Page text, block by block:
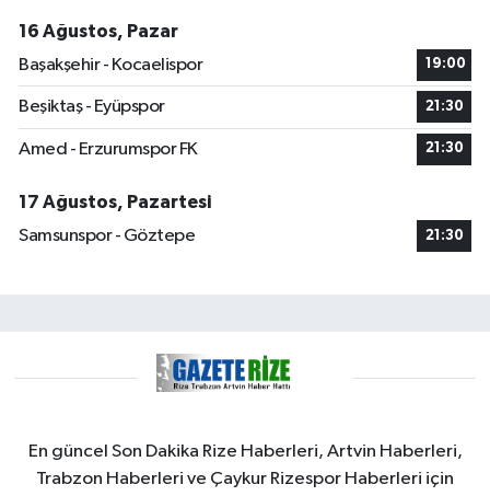
16 Ağustos, Pazar
Başakşehir - Kocaelispor
19:00
Beşiktaş - Eyüpspor 21:30
Amed - Erzurumspor FK 21:30
17 Ağustos, Pazartesi
Samsunspor - Göztepe
21:30
En güncel Son Dakika Rize Haberleri, Artvin Haberleri,
Trabzon Haberleri ve Çaykur Rizespor Haberleri için